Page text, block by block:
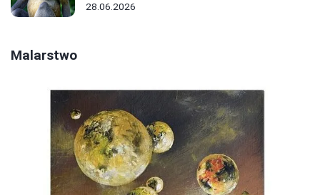
28.06.2026
Malarstwo